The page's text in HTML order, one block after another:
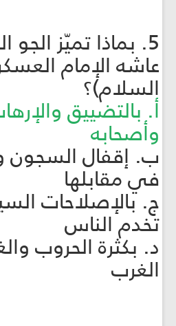
5. بماذا تميّز
عاشه الإمام
السلام)؟
أ. بالتضييق
وأصحابه
ب. إقفال السجون
في مقابلها
ج. بالإصلاحات
تخدم الناس
د. بكثرة الحروب
الغرب